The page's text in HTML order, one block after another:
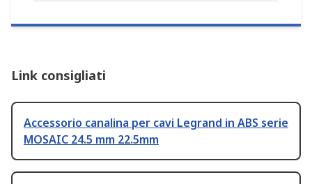
Link consigliati
Accessorio canalina per cavi Legrand in ABS serie
MOSAIC 24.5 mm 22.5mm